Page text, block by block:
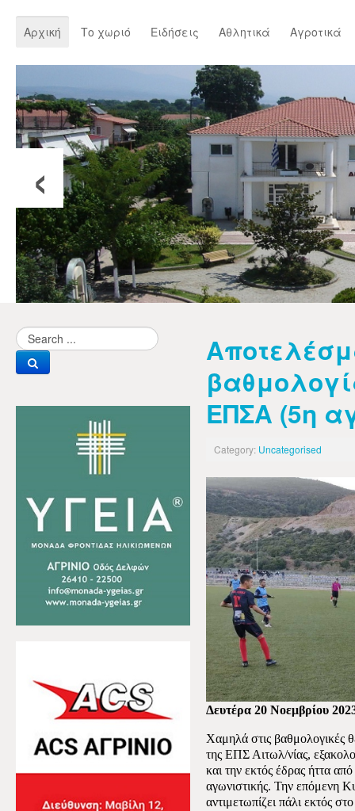
Αρχική Το χωριό Ειδήσεις Αθλητικά Αγροτικά
‹
ΕΠΣΑ (5η
Category: Uncategorised
Δευτέρα 20 Νοεμβρίου
Χαμηλά στις βαθμολογικές
της ΕΠΣ Αιτωλ/νίας,
και την εκτός έδρας ήττα
αγωνιστικής. Την επόμενη
αντιμετωπίζει πάλι εκτός